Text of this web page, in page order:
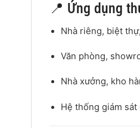
📍 Ứng dụng
Nhà riêng, biệt
Văn phòng,
Nhà xưởng, kho
Hệ thống giám